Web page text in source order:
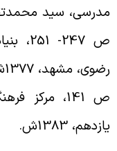
ص 247-
ص 141، مرکز
1383ش
.